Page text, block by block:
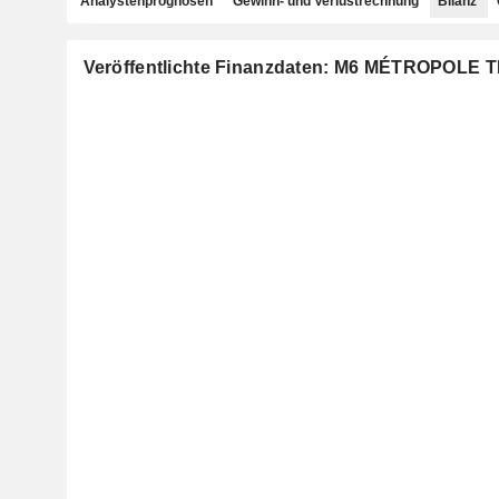
Veröffentlichte Finanzdaten: M6 MÉTROPOLE